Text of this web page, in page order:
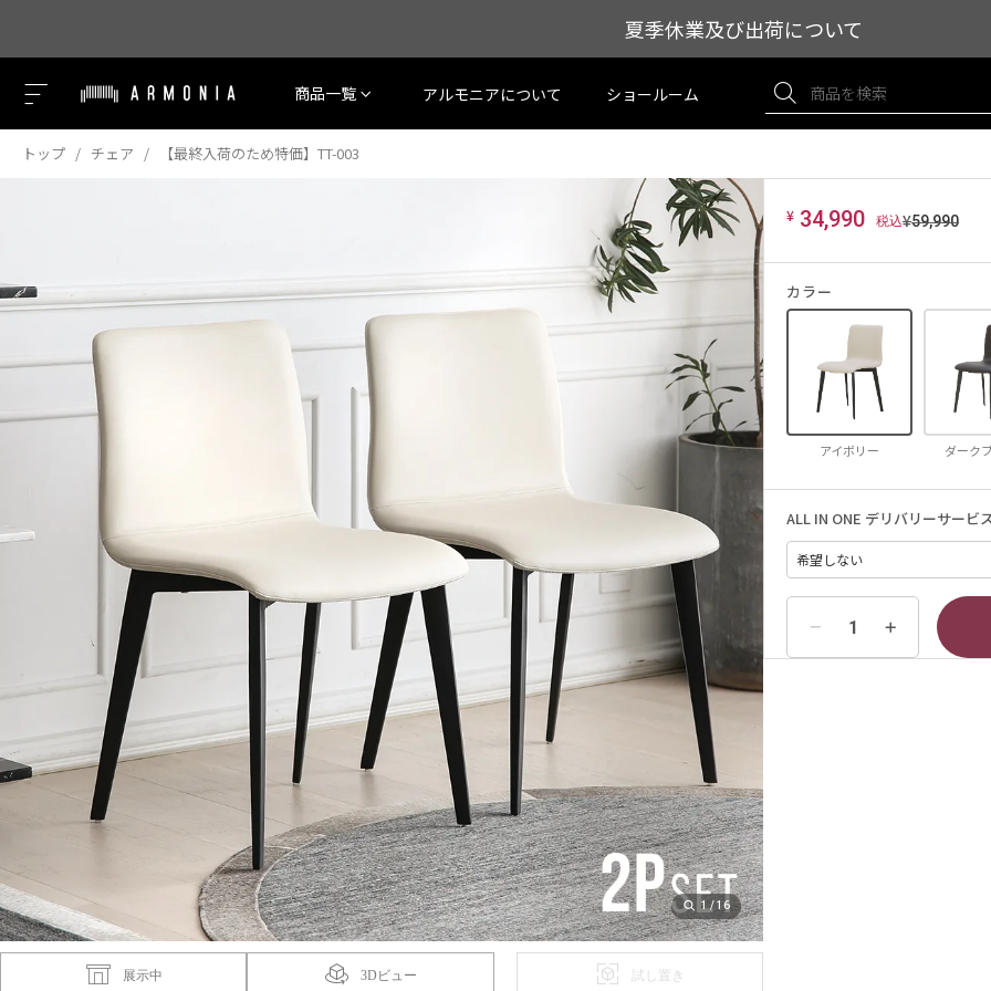
夏季休業及び出荷について
商品一覧 アルモニアについて ショールーム
トップ チェア 【最終入荷のため特価】TT-003
¥59,990
¥ 34,990
カラー
アイボリー ダーク
ALL IN ONE デリバリーサービ
1/16
展示中 3Dビュー 試し置き